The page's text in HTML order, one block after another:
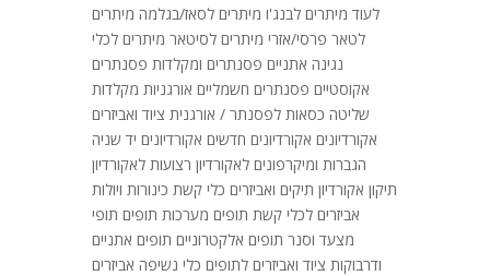
לעוד מיתרים לבנג'ו מיתרים לסאז/בגלמה מיתרים
לטאר פרסי/אזרי מיתרים לסיטאר מיתרים לכלי
נגינה אתניים פסנתרים ומקלדות פסנתרים
אקוסטיים פסנתרים חשמליים אורגניות מקלדות
שליטה כסאות לפסנתר / אורגנית ציוד ואביזרים
אקורדיונים אקורדיונים חדשים אקורדיונים יד שניה
הגברות ומיקרפונים לאקורדיון רצועות לאקורדיון
תיקון אקורדיון תיקים ואביזרים כלי קשת כינורות ויולות
אביזרים לכלי קשת תופים מערכות תופים תופי
מצעד וסנר תופים אלקטרוניים תופים אתניים
ודרבוקות ציוד ואביזרים לתופים כלי נשיפה אביזרים